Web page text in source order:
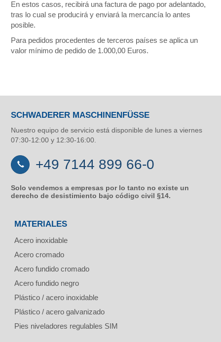
En estos casos, recibirá una factura de pago por adelantado,
tras lo cual se producirá y enviará la mercancía lo antes
posible.
Para pedidos procedentes de terceros países se aplica un
valor mínimo de pedido de 1.000,00 Euros.
SCHWADERER MASCHINENFÜSSE
Nuestro equipo de servicio está disponible de lunes a viernes
07:30-12:00 y 12:30-16:00.
+49 7144 899 66-0
Solo vendemos a empresas por lo tanto no existe un
derecho de desistimiento bajo código civil §14.
MATERIALES
Acero inoxidable
Acero cromado
Acero fundido cromado
Acero fundido negro
Plástico / acero inoxidable
Plástico / acero galvanizado
Pies niveladores regulables SIM